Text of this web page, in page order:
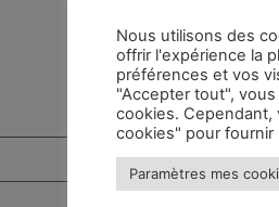
Nous utilisons des
offrir l'expérience la
préférences et vos
"Accepter tout",
cookies. Cependant,
cookies" pour
Paramètres mes